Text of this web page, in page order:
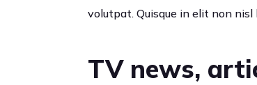
volutpat. Quisque in elit non
TV news,